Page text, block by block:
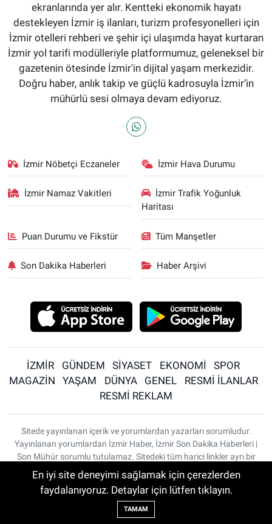
ekranlarında yer alır. Kentteki ekonomik hayatı
destekleyen İzmir iş ilanları, turizm profesyonelleri için
İzmir otelleri rehberi ve şehir içi ulaşımda hayat kurtaran
İzmir yol tarifi modülleriyle platformumuz, geleneksel bir
gazetenin ötesinde İzmir'in dijital yaşam merkezidir.
Doğru haber, anlık takip ve güçlü kadrosuyla İzmir’in
mühürlü sesi olmaya devam ediyoruz.
İzmir Nöbetçi Eczaneler İzmir Hava Durumu
İzmir Namaz Vakitleri
İzmir Trafik Yoğunluk
Haritası
Puan Durumu ve Fikstür Tüm Manşetler
Son Dakika Haberleri Haber Arşivi
İZMİR GÜNDEM SİYASET EKONOMİ
SPOR
MAGAZİN
YAŞAM DÜNYA GENEL
RESMİ İLANLAR
RESMİ REKLAM
Sitede yayınlanan içerik ve yorumlardan yazarları sorumludur.
Yayınlanan yorumlardan İzmir Haber, İzmir Son Dakika Haberleri |
Son Mühür sorumlu tutulamaz. Sitedeki tüm harici linkler ayrı bir
sayfada açılır. Sitemizde yayınlanan haber, köşe yazıları ve
fotoğraflar izin alınmaksızın kaynak gösterilse dahi, herhangi bir
ortamda kullanılamaz ve yayınlanamaz
En iyi site deneyimi sağlamak için çerezlerden
faydalanıyoruz. Detaylar için lütfen tıklayın.
TAMAM